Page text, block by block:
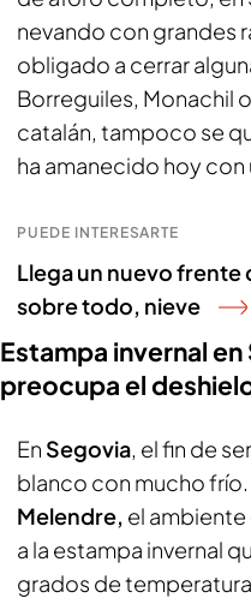
nevando con grandes
obligado a cerrar
Borreguiles, Monachil
catalán, tampoco se
ha amanecido hoy
PUEDE INTERESARTE
Llega un nuevo frente
sobre todo, nieve
Estampa invernal
preocupa el
En Segovia, el fin de
blanco con mucho frío.
Melendre, el
a la estampa invernal
grados de